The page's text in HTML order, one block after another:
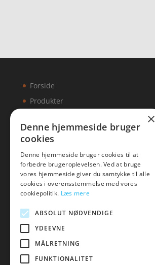
Forside
Produkter
Artikler
Malawigruppen
Mail:hej@malawigruppen.dk
×
Denne hjemmeside bruger
cookies
Denne hjemmeside bruger cookies til at
forbedre brugeroplevelsen. Ved at bruge
vores hjemmeside giver du samtykke til alle
cookies i overensstemmelse med vores
cookiepolitik. Læs mere
ABSOLUT NØDVENDIGE
YDEEVNE
MÅLRETNING
FUNKTIONALITET